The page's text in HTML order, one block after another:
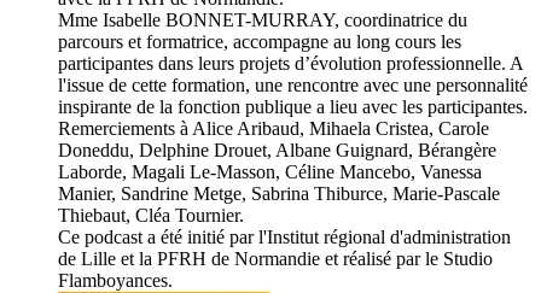
Mme Isabelle BONNET-MURRAY, coordinatrice du
parcours et formatrice, accompagne au long cours les
participantes dans leurs projets d’évolution professionnelle. A
l'issue de cette formation, une rencontre avec une personnalité
inspirante de la fonction publique a lieu avec les participantes.
Remerciements à Alice Aribaud, Mihaela Cristea, Carole
Doneddu, Delphine Drouet, Albane Guignard, Bérangère
Laborde, Magali Le-Masson, Céline Mancebo, Vanessa
Manier, Sandrine Metge, Sabrina Thiburce, Marie-Pascale
Thiebaut, Cléa Tournier.
Ce podcast a été initié par l'Institut régional d'administration
de Lille et la PFRH de Normandie et réalisé par le Studio
Flamboyances.